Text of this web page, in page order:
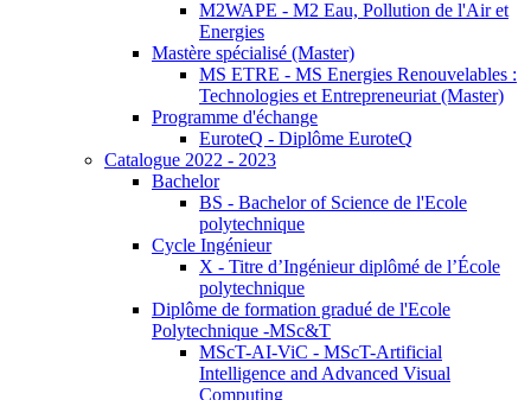
M2WAPE - M2 Eau, Pollution de l'Air et
Energies
Mastère spécialisé (Master)
MS ETRE - MS Energies Renouvelables :
Technologies et Entrepreneuriat (Master)
Programme d'échange
EuroteQ - Diplôme EuroteQ
Catalogue 2022 - 2023
Bachelor
BS - Bachelor of Science de l'Ecole
polytechnique
Cycle Ingénieur
X - Titre d’Ingénieur diplômé de l’École
polytechnique
Diplôme de formation gradué de l'Ecole
Polytechnique -MSc&T
MScT-AI-ViC - MScT-Artificial
Intelligence and Advanced Visual
Computing